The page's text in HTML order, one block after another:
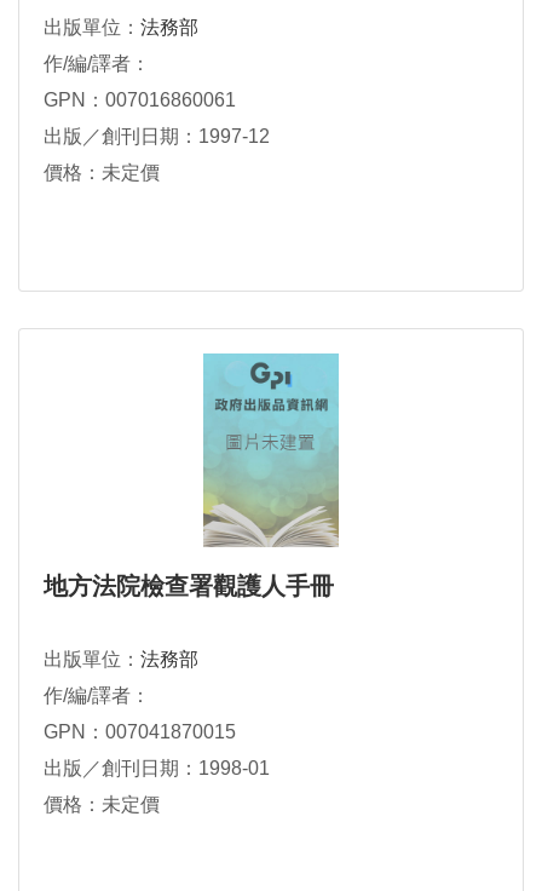
出版單位： 法務部
作/編/譯者：
GPN：007016860061
出版／創刊日期：1997-12
價格：未定價
地方法院檢查署觀護人手冊
出版單位： 法務部
作/編/譯者：
GPN：007041870015
出版／創刊日期：1998-01
價格：未定價